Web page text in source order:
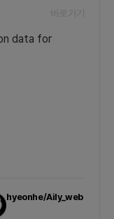
바로가기
data for
hyeonhe/Aily_web